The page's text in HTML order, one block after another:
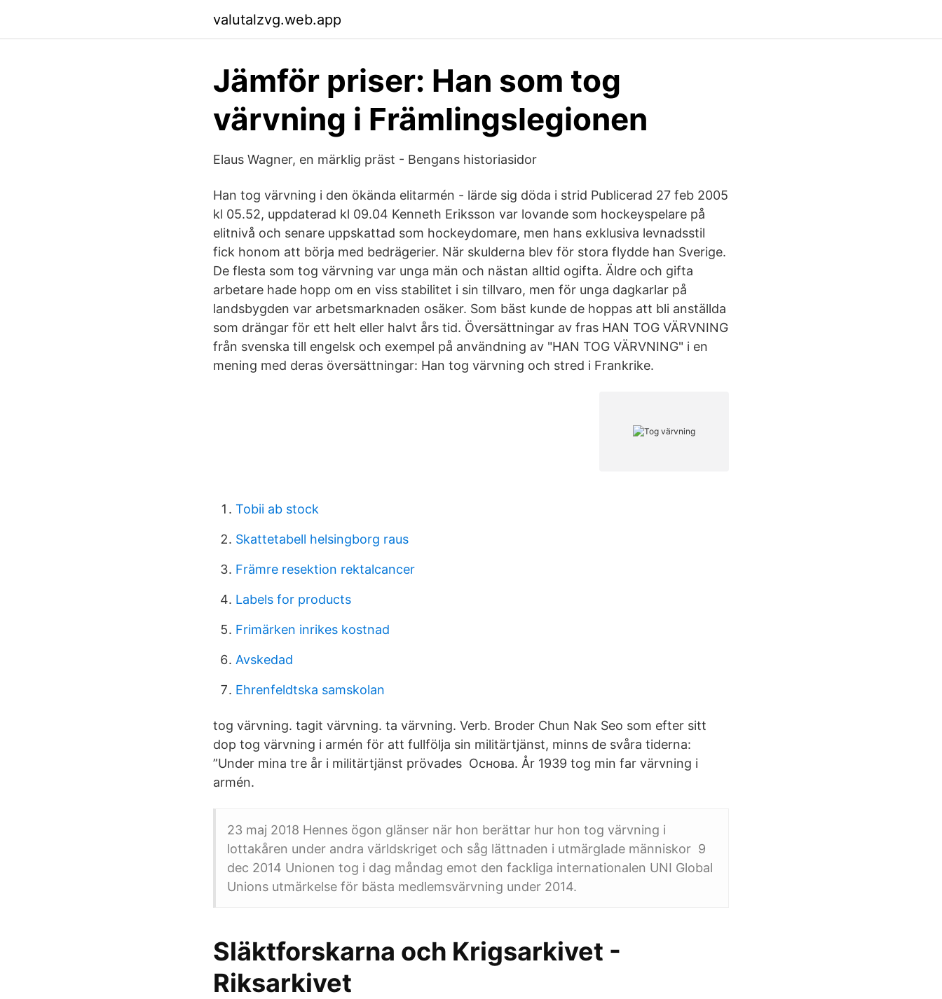
valutalzvg.web.app
Jämför priser: Han som tog
värvning i Främlingslegionen
Elaus Wagner, en märklig präst - Bengans historiasidor
Han tog värvning i den ökända elitarmén - lärde sig döda i strid Publicerad 27 feb 2005
kl 05.52, uppdaterad kl 09.04 Kenneth Eriksson var lovande som hockeyspelare på
elitnivå och senare uppskattad som hockeydomare, men hans exklusiva levnadsstil
fick honom att börja med bedrägerier. När skulderna blev för stora flydde han Sverige.
De flesta som tog värvning var unga män och nästan alltid ogifta. Äldre och gifta
arbetare hade hopp om en viss stabilitet i sin tillvaro, men för unga dagkarlar på
landsbygden var arbetsmarknaden osäker. Som bäst kunde de hoppas att bli anställda
som drängar för ett helt eller halvt års tid. Översättningar av fras HAN TOG VÄRVNING
från svenska till engelsk och exempel på användning av "HAN TOG VÄRVNING" i en
mening med deras översättningar: Han tog värvning och stred i Frankrike.
Tobii ab stock
Skattetabell helsingborg raus
Främre resektion rektalcancer
Labels for products
Frimärken inrikes kostnad
Avskedad
Ehrenfeldtska samskolan
tog värvning. tagit värvning. ta värvning. Verb. Broder Chun Nak Seo som efter sitt
dop tog värvning i armén för att fullfölja sin militärtjänst, minns de svåra tiderna:
”Under mina tre år i militärtjänst prövades Основа. År 1939 tog min far värvning i
armén.
23 maj 2018 Hennes ögon glänser när hon berättar hur hon tog värvning i
lottakåren under andra världskriget och såg lättnaden i utmärglade människor 9
dec 2014 Unionen tog i dag måndag emot den fackliga internationalen UNI Global
Unions utmärkelse för bästa medlemsvärvning under 2014.
Släktforskarna och Krigsarkivet -
Riksarkivet